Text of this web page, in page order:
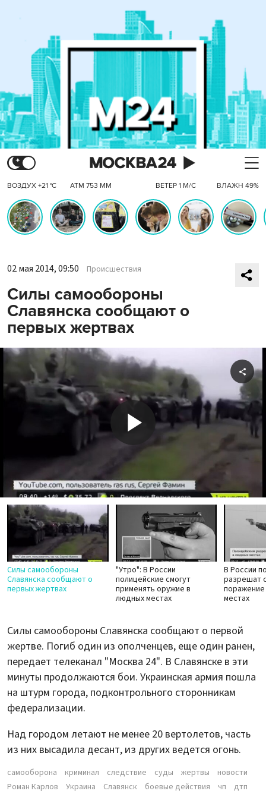
ВОЗДУХ +21 °C АТМ 753 ММ ВЕТЕР 1 М/С ВЛАЖН 49%
02 мая 2014, 09:50 Происшествия
Силы самообороны
Славянска сообщают о
первых жертвах
Play
Video
Силы самообороны
Славянска сообщают о
первых жертвах
"Утро": В России
полицейские смогут
применять оружие в
людных местах
В России
разрешат
местах
Силы самообороны Славянска сообщают о первой
жертве. Погиб один из ополченцев, еще один ранен,
передает телеканал "Москва 24". В Славянске в эти
минуты продолжаются бои. Украинская армия пошла
на штурм города, подконтрольного сторонникам
федерализации.
Над городом летают не менее 20 вертолетов, часть
из них высадила десант, из других ведется огонь.
самооборона криминал следствие суды жертвы
новости
Роман Карлов
Украина Славянск боевые действия чп дтп